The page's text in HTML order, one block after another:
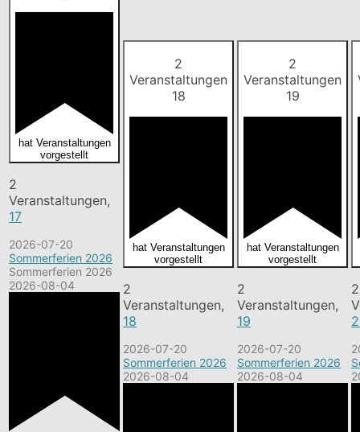
hat Veranstaltungen
vorgestellt
2
Veranstaltungen,
17
2026-07-20
Sommerferien 2026
Sommerferien 2026
2026-08-04
2
Veranstaltungen
18
hat Veranstaltungen
vorgestellt
2
Veranstaltungen,
18
2026-07-20
Sommerferien 2026
2026-08-04
2
Veranstaltungen
19
hat Veranstaltungen
vorgestellt
2
Veranstaltungen,
19
2026-07-20
Sommerferien 2026
2026-08-04
2